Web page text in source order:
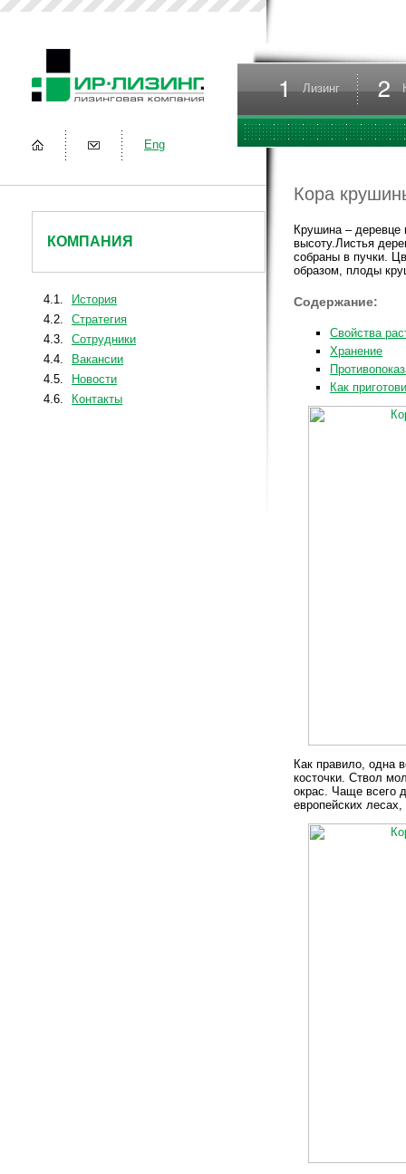
Eng
КОМПАНИЯ
4.1.
История
4.2.
Стратегия
4.3.
Сотрудники
4.4.
Вакансии
4.5.
Новости
4.6.
Контакты
Лизинг
Кора
Крушина – деревце
высоту.Листья
собраны в пучки.
образом, плоды
Содержание:
Свойства
Хранение
Как
Как правило, одна
косточки. Ствол
окрас. Чаще всего
европейских лесах,